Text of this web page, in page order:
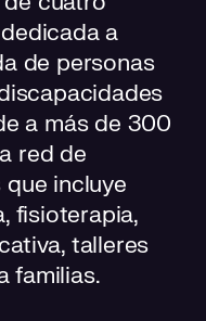
a
de personas
a más de 300
red de
incluye
fisioterapia,
talleres
familias.